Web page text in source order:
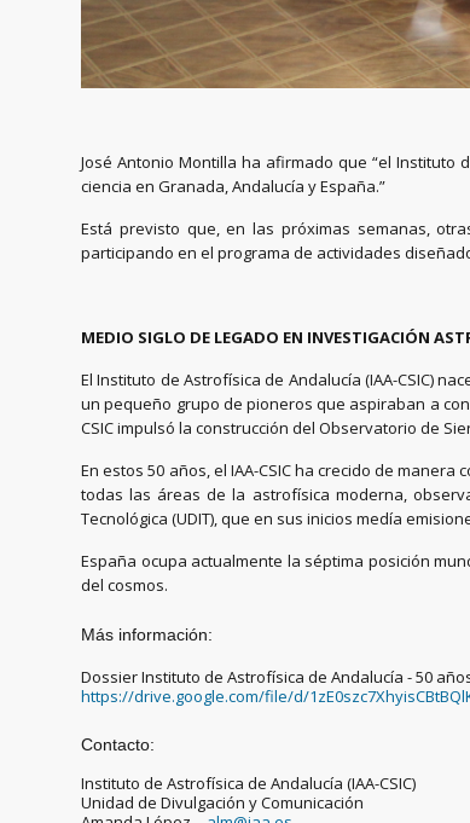
José Antonio Montilla ha afirmado que “el
ciencia en Granada, Andalucía y España.”
Está previsto que, en las próximas semanas,
participando en el programa de actividades
MEDIO SIGLO DE LEGADO EN INVESTIGACIÓN
El Instituto de Astrofísica de Andalucía (IAA-CSIC)
un pequeño grupo de pioneros que aspiraban a
CSIC impulsó la construcción del Observatorio de
En estos 50 años, el IAA-CSIC ha crecido de
todas las áreas de la astrofísica moderna,
Tecnológica (UDIT), que en sus inicios medía
España ocupa actualmente la séptima posición
del cosmos.
Más información:
Dossier Instituto de Astrofísica de Andalucía - 50
https://drive.google.com/file/d/
Contacto:
Instituto de Astrofísica de Andalucía (IAA-CSIC)
Unidad de Divulgación y Comunicación